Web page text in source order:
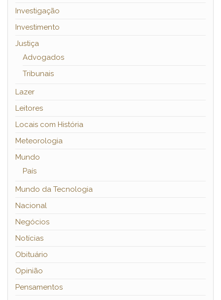
Investigação
Investimento
Justiça
Advogados
Tribunais
Lazer
Leitores
Locais com História
Meteorologia
Mundo
País
Mundo da Tecnologia
Nacional
Negócios
Notícias
Obituário
Opinião
Pensamentos